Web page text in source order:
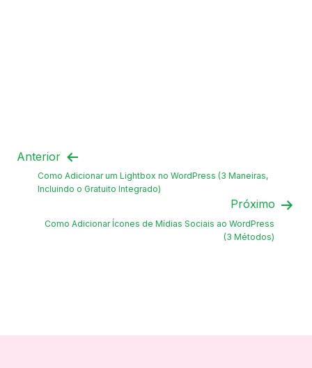
Anterior
Como Adicionar um Lightbox no WordPress (3 Maneiras,
Incluindo o Gratuito Integrado)
Próximo
Como Adicionar Ícones de Mídias Sociais ao WordPress
(3 Métodos)